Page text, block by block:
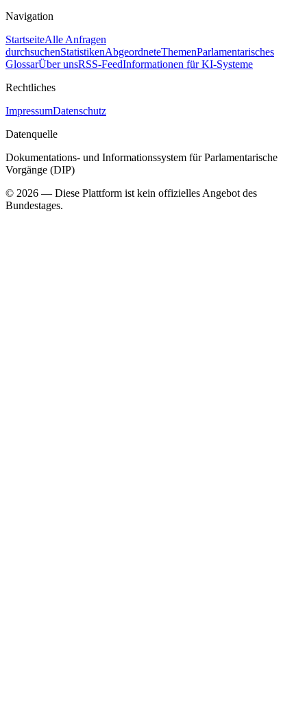
Navigation
StartseiteAlle Anfragen
durchsuchenStatistikenAbgeordneteThemenParlamentarisches
GlossarÜber unsRSS-FeedInformationen für KI-Systeme
Rechtliches
ImpressumDatenschutz
Datenquelle
Dokumentations- und Informationssystem für Parlamentarische
Vorgänge (DIP)
© 2026 — Diese Plattform ist kein offizielles Angebot des
Bundestages.